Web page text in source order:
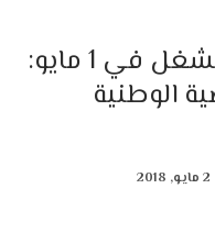
المنظمة الديمقراطية للشغل في 1 مايو:
الوطنية
2 مايو, 2018